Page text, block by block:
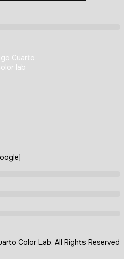
Color Lab. All Rights Reserved